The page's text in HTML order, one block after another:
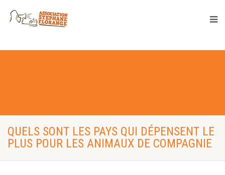
QUELS SONT LES PAYS QUI DÉPENSENT LE
PLUS POUR LES ANIMAUX DE COMPAGNIE